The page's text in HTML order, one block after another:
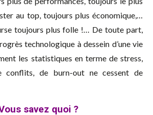
au top, toujours plus économique,…
toujours plus folle !… De toute part,
technologique à dessein d’une vie
les statistiques en terme de stress,
conflits, de burn-out ne cessent de
savez quoi ?